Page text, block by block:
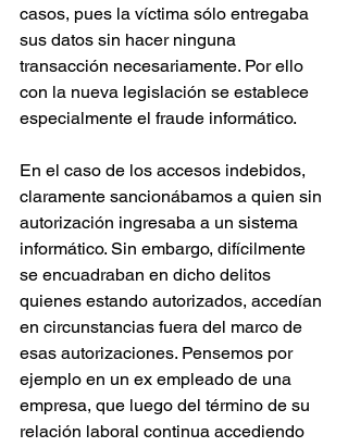
casos, pues la víctima sólo entregaba
sus datos sin hacer ninguna
transacción necesariamente. Por ello
con la nueva legislación se establece
especialmente el fraude informático.
En el caso de los accesos indebidos,
claramente sancionábamos a quien sin
autorización ingresaba a un sistema
informático. Sin embargo, difícilmente
se encuadraban en dicho delitos
quienes estando autorizados, accedían
en circunstancias fuera del marco de
esas autorizaciones. Pensemos por
ejemplo en un ex empleado de una
empresa, que luego del término de su
relación laboral continua accediendo